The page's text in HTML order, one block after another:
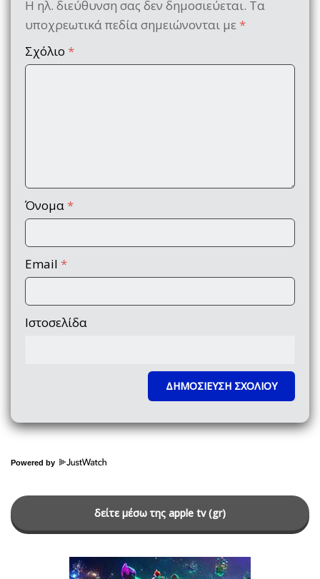
Η ηλ. διεύθυνση σας δεν δημοσιεύεται. Τα
υποχρεωτικά πεδία σημειώνονται με *
Σχόλιο *
Όνομα *
Email *
Ιστοσελίδα
Powered by
δείτε μέσω της apple tv (gr)